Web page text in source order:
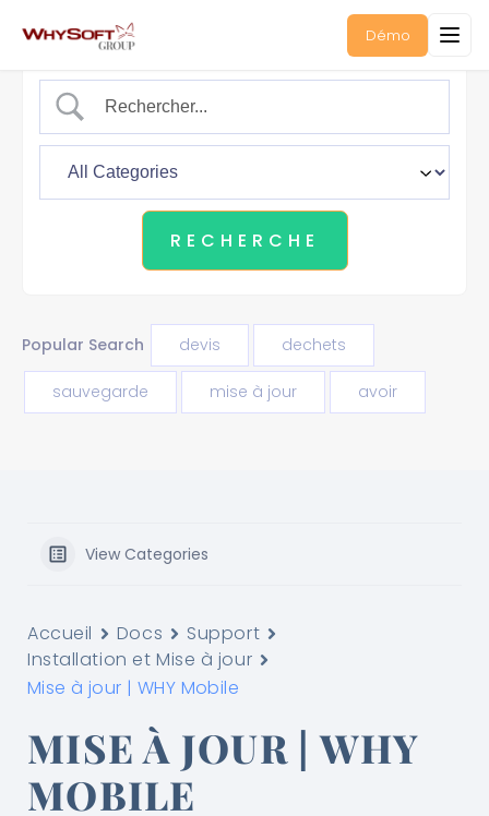
Démo
Popular Search devis dechets
sauvegarde mise à jour avoir
View Categories
Accueil Docs
Support
Installation et Mise à jour
Mise à jour | WHY Mobile
MISE À JOUR | WHY
MOBILE